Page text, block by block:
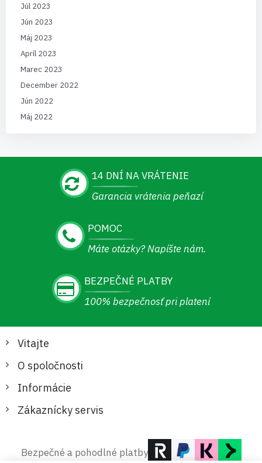
Júl 2023
Jún 2023
Máj 2023
Apríl 2023
Marec 2023
December 2022
Jún 2022
Máj 2022
14 DNÍ NA VRÁTENIE
Garancia vrátenia peňazí
POMOC
Máte otázky? Napíšte nám.
BEZPEČNÉ PLATBY
100% bezpečnosť pri platení
Vitajte
O spoločnosti
Informácie
Zákaznícky servis
Bezpečné a pohodlné platby